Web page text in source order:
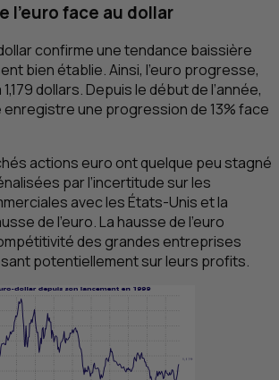
l’euro face au dollar
confirme une tendance baissière
bien établie. Ainsi, l’euro progresse,
dollars. Depuis le début de l’année,
enregistre une progression de 13% face
actions euro ont quelque peu stagné
par l’incertitude sur les
avec les États-Unis et la
de l’euro. La hausse de l’euro
des grandes entreprises
potentiellement sur leurs profits.